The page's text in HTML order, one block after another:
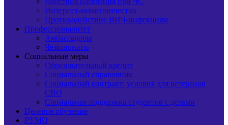
Интернет-мошенничество
Противодействие ВИЧ-инфекциям
Профессионалитет
Амбассадоры
Чемпионаты
Социальные меры
Образовательный кредит
Социальный справочник
Социальный контракт: условия для ветеранов
СВО
Социальная поддержка студентов с детьми
Целевое обучение
РУМО